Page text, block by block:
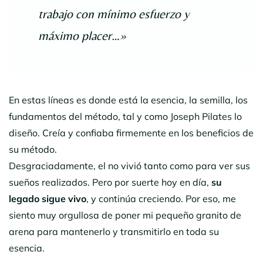
trabajo con mínimo esfuerzo y
máximo placer…»
En estas líneas es donde está la esencia, la semilla, los
fundamentos del método, tal y como Joseph Pilates lo
diseño. Creía y confiaba firmemente en los beneficios de
su método.
Desgraciadamente, el no vivió tanto como para ver sus
sueños realizados. Pero por suerte hoy en día, su
legado sigue vivo, y continúa creciendo. Por eso, me
siento muy orgullosa de poner mi pequeño granito de
arena para mantenerlo y transmitirlo en toda su
esencia.